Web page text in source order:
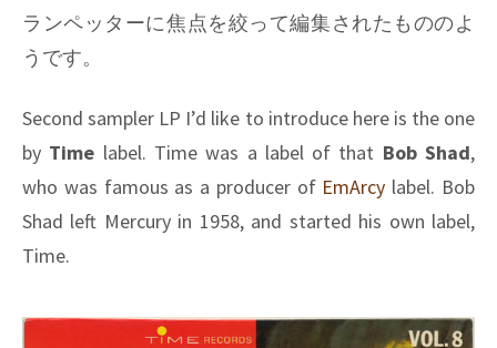
ランペッターに焦点を絞って編集されたもののよ
うです。
Second sampler LP I’d like to introduce here is the one
by Time label. Time was a label of that Bob Shad,
who was famous as a producer of EmArcy label. Bob
Shad left Mercury in 1958, and started his own label,
Time.